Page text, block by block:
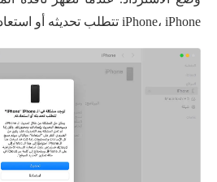
iPhone، iPhone تتطلب تحديثه أو استعادته"، انقر فوق "استعادة".